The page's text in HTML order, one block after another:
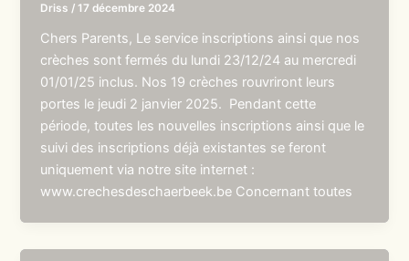
Driss /17 décembre 2024
Chers Parents, Le service inscriptions ainsi que nos
crèches sont fermés du lundi 23/12/24 au mercredi
01/01/25 inclus. Nos 19 crèches rouvriront leurs
portes le jeudi 2 janvier 2025. Pendant cette
période, toutes les nouvelles inscriptions ainsi que le
suivi des inscriptions déjà existantes se feront
uniquement via notre site internet :
www.crechesdeschaerbeek.be Concernant toutes